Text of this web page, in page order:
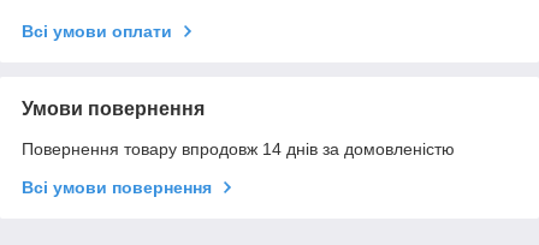
Всі умови оплати
Умови повернення
Повернення товару впродовж 14 днів за домовленістю
Всі умови повернення